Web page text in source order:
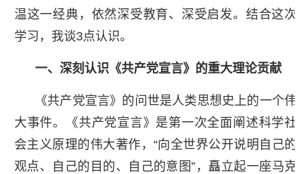
温这一经典，依然深受教育、深受启发。结合这次
学习，我谈3点认识。
一、深刻认识《共产党宣言》的重大理论贡献
《共产党宣言》的问世是人类思想史上的一个伟
大事件。《共产党宣言》是第一次全面阐述科学社
会主义原理的伟大著作，“向全世界公开说明自己的
观点、自己的目的、自己的意图”，矗立起一座马克